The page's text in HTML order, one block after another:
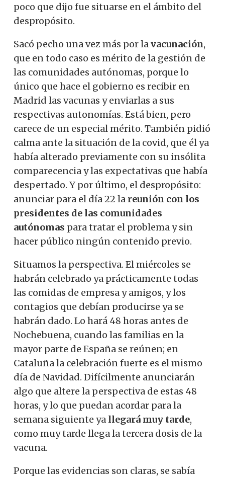
poco que dijo fue situarse en el ámbito del
despropósito.
Sacó pecho una vez más por la vacunación,
que en todo caso es mérito de la gestión de
las comunidades autónomas, porque lo
único que hace el gobierno es recibir en
Madrid las vacunas y enviarlas a sus
respectivas autonomías. Está bien, pero
carece de un especial mérito. También pidió
calma ante la situación de la covid, que él ya
había alterado previamente con su insólita
comparecencia y las expectativas que había
despertado. Y por último, el despropósito:
anunciar para el día 22 la reunión con los
presidentes de las comunidades
autónomas para tratar el problema y sin
hacer público ningún contenido previo.
Situamos la perspectiva. El miércoles se
habrán celebrado ya prácticamente todas
las comidas de empresa y amigos, y los
contagios que debían producirse ya se
habrán dado. Lo hará 48 horas antes de
Nochebuena, cuando las familias en la
mayor parte de España se reúnen; en
Cataluña la celebración fuerte es el mismo
día de Navidad. Difícilmente anunciarán
algo que altere la perspectiva de estas 48
horas, y lo que puedan acordar para la
semana siguiente ya llegará muy tarde,
como muy tarde llega la tercera dosis de la
vacuna.
Porque las evidencias son claras, se sabía